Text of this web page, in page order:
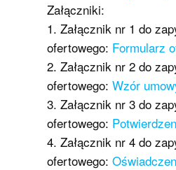
Załączniki:
1. Załącznik nr 1 do
ofertowego: Formularz
2. Załącznik nr 2 do
ofertowego: Wzór
3. Załącznik nr 3 do
ofertowego:
4. Załącznik nr 4 do
ofertowego: